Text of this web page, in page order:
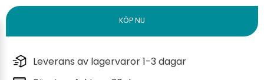
Leverans av lagervaror 1-3 dagar